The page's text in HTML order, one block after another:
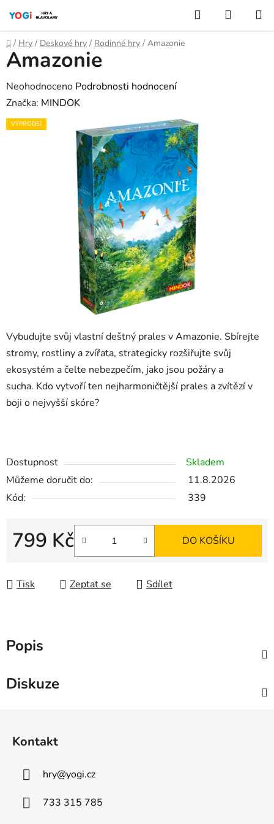
obsah
Hledat
KOŠÍK
Domů
/ Hry / Deskové hry / Rodinné hry / Amazonie
Vybudujte svůj vlastní deštný prales v Amazonie. Sbírejte
stromy, rostliny a zvířata, strategicky rozšiřujte svůj
ekosystém a čelte nebezpečím, jako jsou požáry a
sucha. Kdo vytvoří ten nejharmoničtější prales a zvítězí v
boji o nejvyšší skóre?
Dostupnost
Skladem
Můžeme doručit do:
11.8.2026
Kód:
339
799 Kč DO KOŠÍKU
Tisk Zeptat se Sdílet
Amazonie
Průměrné
hodnocení
produktu
Neohodnoceno Podrobnosti hodnocení
Značka: MINDOK
VÝPRODEJ
Popis
Diskuze
Kontakt
hry@yogi.cz
733 315 785